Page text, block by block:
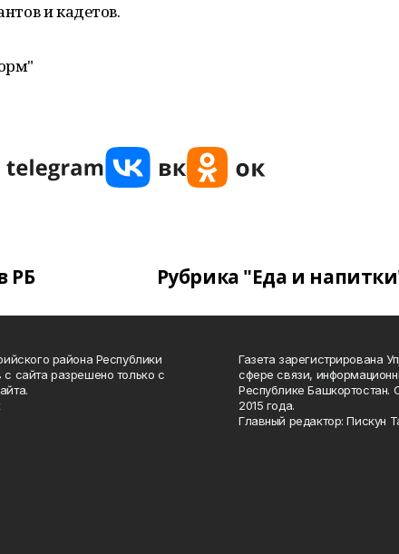
и кадетов.
РБ Рубрика "Еда и
района Республики
сайта разрешено только с
Газета зарегистрирована
сфере связи,
Республике Башкортостан.
2015 года.
Главный редактор: Пискун